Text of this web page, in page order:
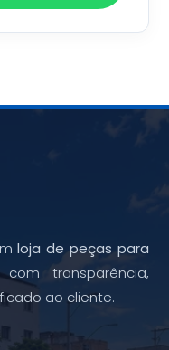
loja de peças para
com transparência,
ao cliente.